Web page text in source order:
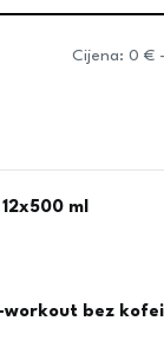
Cijena: 0 €
ml
workout bez